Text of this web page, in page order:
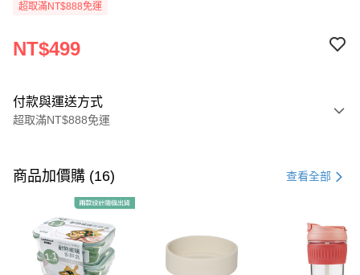
超取滿NT$888免運
NT$499
付款與運送方式
超取滿NT$888免運
信用卡一次付款
Apple Pay
街口支付
商品加價購 (16) 查看全部